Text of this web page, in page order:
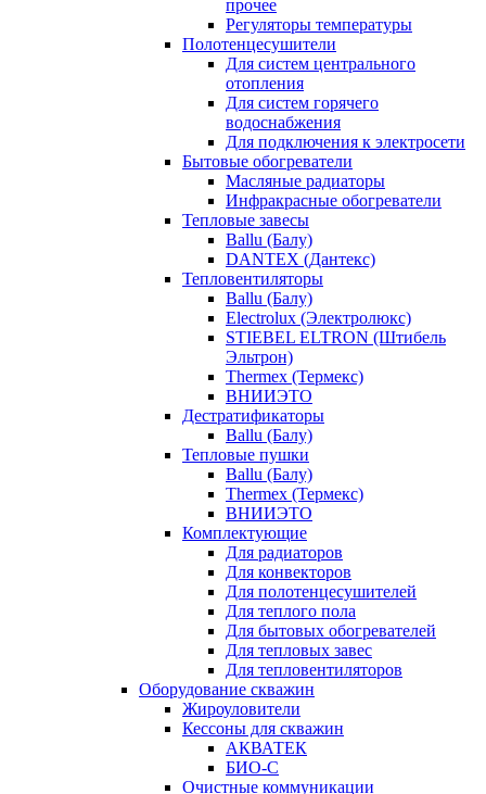
прочее
Регуляторы температуры
Полотенцесушители
Для систем центрального
отопления
Для систем горячего
водоснабжения
Для подключения к электросети
Бытовые обогреватели
Масляные радиаторы
Инфракрасные обогреватели
Тепловые завесы
Ballu (Балу)
DANTEX (Дантекс)
Тепловентиляторы
Ballu (Балу)
Electrolux (Электролюкс)
STIEBEL ELTRON (Штибель
Эльтрон)
Thermex (Термекс)
ВНИИЭТО
Дестратификаторы
Ballu (Балу)
Тепловые пушки
Ballu (Балу)
Thermex (Термекс)
ВНИИЭТО
Комплектующие
Для радиаторов
Для конвекторов
Для полотенцесушителей
Для теплого пола
Для бытовых обогревателей
Для тепловых завес
Для тепловентиляторов
Оборудование скважин
Жироуловители
Кессоны для скважин
АКВАТЕК
БИО-С
Очистные коммуникации